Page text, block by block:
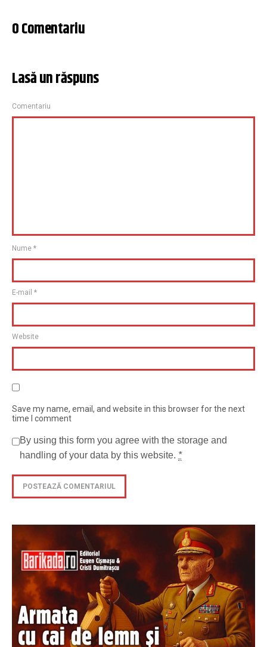
0 Comentariu
Lasă un răspuns
Comentariu
Nume *
E-mail *
Website
Save my name, email, and website in this browser for the next
time I comment
By using this form you agree with the storage and
handling of your data by this website. *